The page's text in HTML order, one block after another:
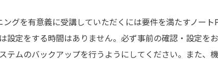
ングを有意義に受講していただくには要件を満たすノー
設定をする時間はありません。必ず事前の確認・設定をお
テムのバックアップを行うようにしてください。また